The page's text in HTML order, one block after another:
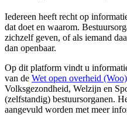
Iedereen heeft recht op
dat doet en waarom.
zichzelf geven, of als iemand
dan openbaar.
Op dit platform vindt u
van de Wet open overheid (Woo)
Volksgezondheid, Welzijn en
(zelfstandig) bestuursorganen.
aangevuld worden met meer